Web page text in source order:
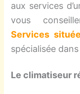
aux services
vous
Services
spécialisée
Le climatiseur